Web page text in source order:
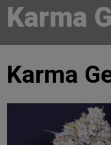
Karma
Karma